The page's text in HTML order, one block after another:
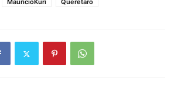
MauricioKuri Queretaro